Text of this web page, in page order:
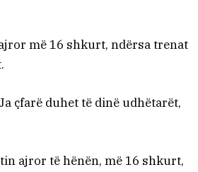
më 16 shkurt, ndërsa trenat
çfarë duhet të dinë udhëtarët,
ajror të hënën, më 16 shkurt,